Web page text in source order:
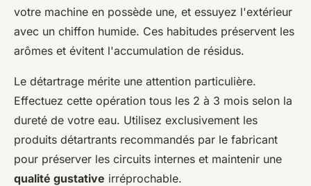
votre machine en possède une, et essuyez l'extérieur
avec un chiffon humide. Ces habitudes préservent les
arômes et évitent l'accumulation de résidus.
Le détartrage mérite une attention particulière.
Effectuez cette opération tous les 2 à 3 mois selon la
dureté de votre eau. Utilisez exclusivement les
produits détartrants recommandés par le fabricant
pour préserver les circuits internes et maintenir une
qualité gustative irréprochable.